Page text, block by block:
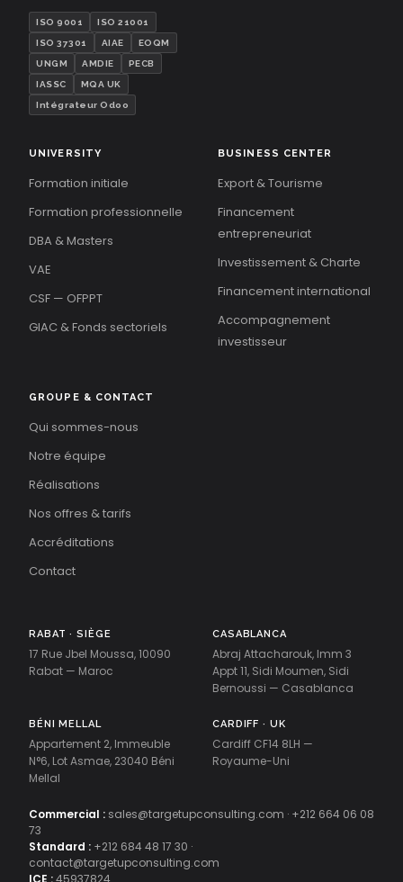
ISO 9001 ISO 21001
ISO 37301 AIAE EOQM
UNGM AMDIE PECB
IASSC MQA UK
Intégrateur Odoo
UNIVERSITY
Formation initiale
Formation professionnelle
DBA & Masters
VAE
CSF — OFPPT
GIAC & Fonds sectoriels
BUSINESS CENTER
Export & Tourisme
Financement
entrepreneuriat
Investissement & Charte
Financement international
Accompagnement
investisseur
GROUPE & CONTACT
Qui sommes-nous
Notre équipe
Réalisations
Nos offres & tarifs
Accréditations
Contact
RABAT · SIÈGE
17 Rue Jbel Moussa, 10090
Rabat — Maroc
CASABLANCA
Abraj Attacharouk, Imm 3
Appt 11, Sidi Moumen, Sidi
Bernoussi — Casablanca
BÉNI MELLAL
Appartement 2, Immeuble
N°6, Lot Asmae, 23040 Béni
Mellal
CARDIFF · UK
Cardiff CF14 8LH —
Royaume-Uni
Commercial : sales@targetupconsulting.com · +212 664 06 08
73
Standard : +212 684 48 17 30 ·
contact@targetupconsulting.com
ICE :45937824